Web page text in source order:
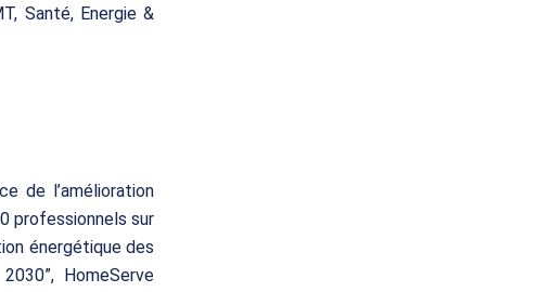
Santé, Energie &
de l’amélioration
professionnels sur
énergétique des
HomeServe